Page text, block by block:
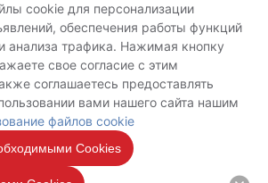
cookie для персонализации
обеспечения работы функций
анализа трафика. Нажимая кнопку
свое согласие с этим
соглашаетесь предоставлять
вами нашего сайта нашим
файлов cookie
Cookies
Сравнение
Сервисные центры
Сервисная политика
Для сотрудников
Для партнеров
Личный кабинет
International Limited. Все права защищены
конфиденциальности
обработки персональных данных
файлов cookie